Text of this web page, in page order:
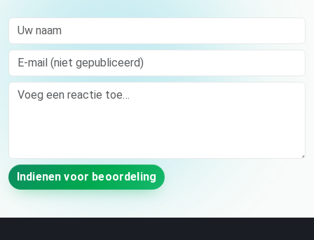
Uw naam
E-mail (niet gepubliceerd)
Comment
Indienen voor beoordeling